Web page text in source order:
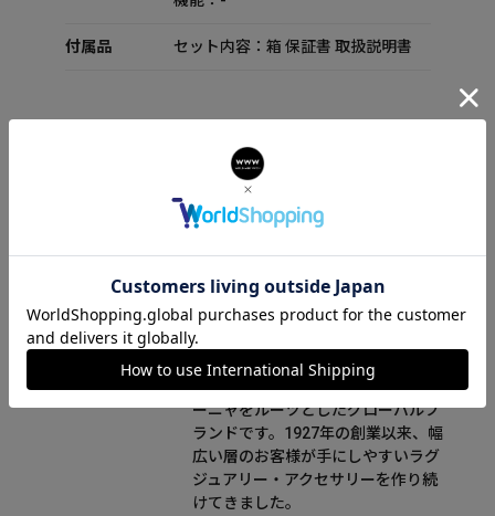
付属品 セット内容：箱 保証書 取扱説明書
FURLA(フルラ)について
フルラ（FURLA）はイタリアのボロ
ーニャをルーツとしたグローバルブ
ランドです。1927年の創業以来、幅
広い層のお客様が手にしやすいラグ
ジュアリー・アクセサリーを作り続
けてきました。